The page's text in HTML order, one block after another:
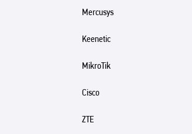
Mercusys
Keenetic
MikroTik
Cisco
ZTE